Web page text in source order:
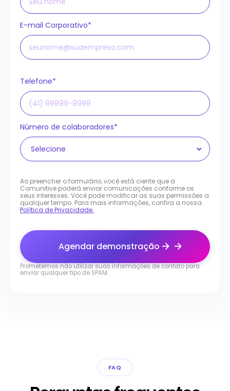
E-mail Corporativo*
Telefone*
Número de colaboradores*
Ao preencher o formulário, você está ciente que a
Comunitive poderá enviar comunicações conforme os
seus interesses. Você pode modificar as suas permissões a
qualquer tempo. Para mais informações, confira a nossa
Política de Privacidade.
Agendar demonstração
Prometemos não utilizar suas informações de contato para
enviar qualquer tipo de SPAM.
FAQ